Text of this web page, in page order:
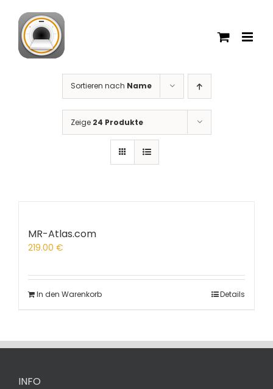
Inhalt
springen
Sortieren nach Name
Zeige 24 Produkte
MR-Atlas.com
219.00 €
In den Warenkorb Details
INFO